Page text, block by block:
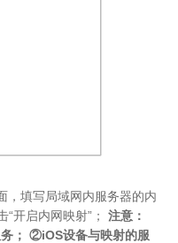
，填写局域网内服务器的内
“开启内网映射”；注意：
； ②iOS设备与映射的服